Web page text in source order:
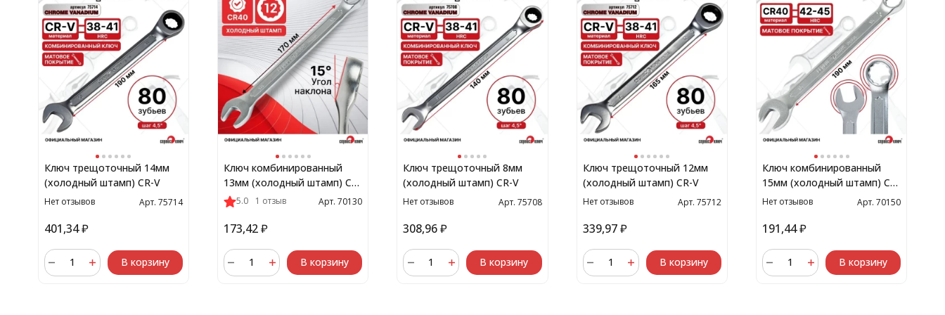
Ключ трещоточный 14мм
(холодный штамп) CR-V
Нет отзывов Арт. 75714
401,34 ₽
В корзину
Ключ комбинированный
13мм (холодный штамп) CR-
V 5.0 1 отзыв Арт. 70130
173,42₽
В корзину
Ключ трещоточный 8мм
(холодный штамп) CR-V
Нет отзывов Арт. 75708
308,96₽
В корзину
Ключ трещоточный 12мм
(холодный штамп) CR-V
Нет отзывов Арт. 75712
339,97₽
В корзину
Ключ комбинированный
15мм (холодный штамп) CR-
V
Нет отзывов Арт. 70150
191,44₽
В корзину